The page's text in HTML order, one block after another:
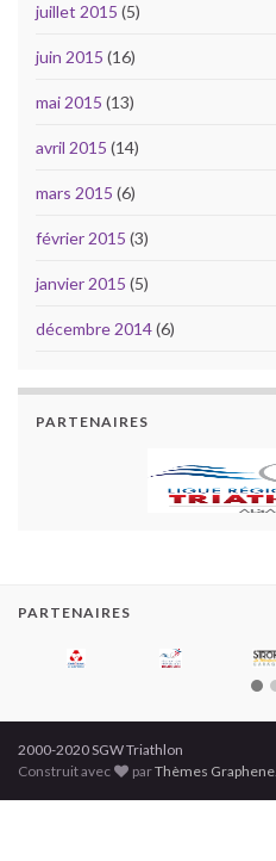
juillet 2015 (5)
juin 2015 (16)
mai 2015 (13)
avril 2015 (14)
mars 2015 (6)
février 2015 (3)
janvier 2015 (5)
décembre 2014(6)
PARTENAIRES
PARTENAIRES
2000-2020 SGW Triathlon
Construit avec
parThèmes Graphene